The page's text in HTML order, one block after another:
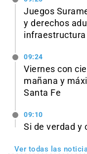
Juegos
y derechos
09:24
Viernes con
mañana y
Santa Fe
09:10
Si de verdad y
Ver todas las